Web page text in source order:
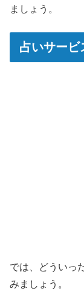
ましょう。
占いサービ
では、どういっ
みましょう。